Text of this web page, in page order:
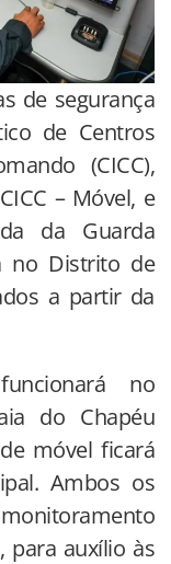
de segurança
de Centros
(CICC),
– Móvel, e
da Guarda
no Distrito de
a partir da
no
do Chapéu
móvel ficará
Ambos os
para auxílio às